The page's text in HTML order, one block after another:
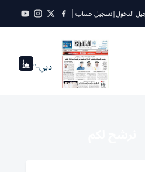
الدخول|تسجيل حساب
دبي--°